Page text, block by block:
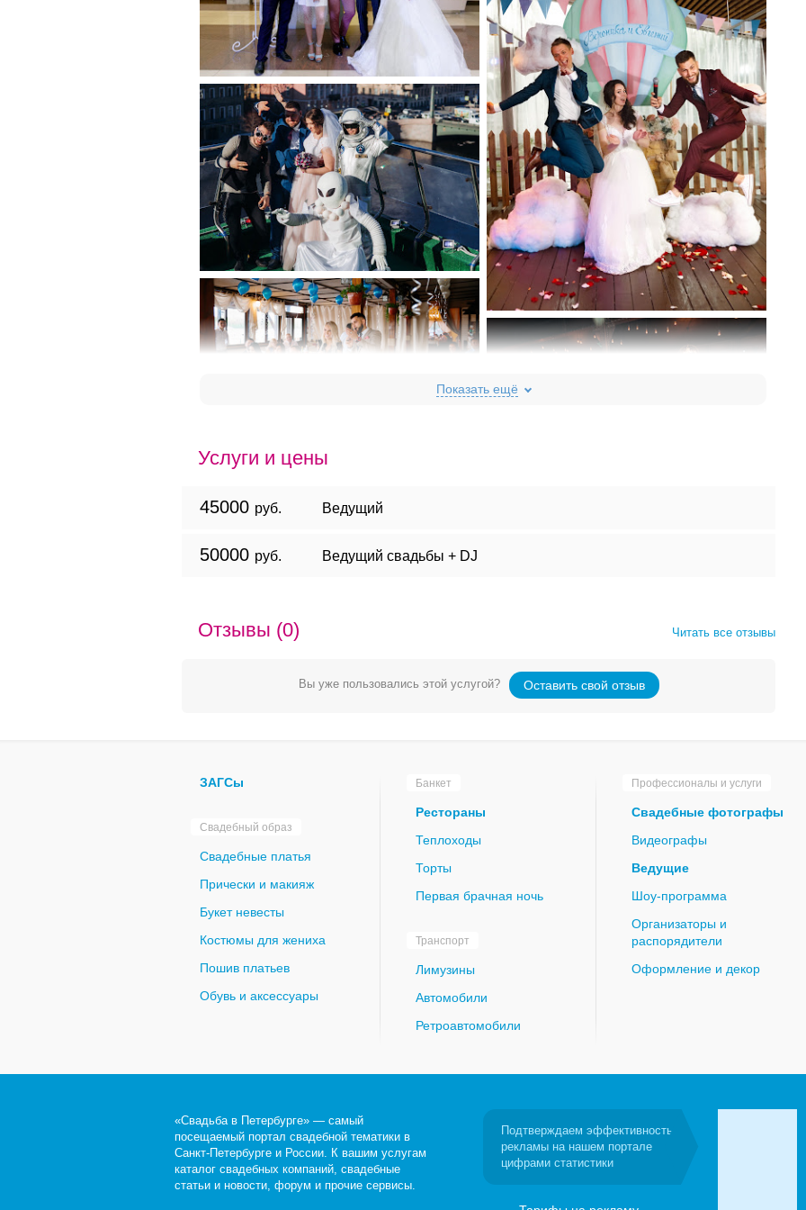
Услуги и цены
Ведущий
45000 руб.
Ведущий свадьбы + DJ
50000 руб.
Отзывы (0) Читать все отзывы
Вы уже пользовались этой услугой? Оставить свой отзыв
ЗАГСы
Свадебный образ
Свадебные платья
Прически и макияж
Букет невесты
Костюмы для жениха
Пошив платьев
Обувь и аксессуары
Банкет
Рестораны
Теплоходы
Торты
Первая брачная ночь
Транспорт
Лимузины
Автомобили
Ретроавтомобили
Профессионалы и услуги
Свадебные фотографы
Видеографы
Ведущие
Шоу-программа
Организаторы и
распорядители
Оформление и декор
«Свадьба в Петербурге» — самый
посещаемый портал свадебной тематики в
Санкт-Петербурге и России. К вашим услугам
каталог свадебных компаний, свадебные
статьи и новости, форум и прочие сервисы.
Подтверждаем эффективность
рекламы на нашем портале
цифрами статистики